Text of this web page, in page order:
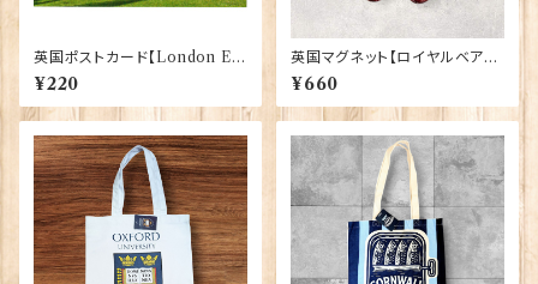
英国ポストカード【London E】
J.Salmon 90083-042
¥220
英国マグネット【ロイヤルベア】E
lgate Products 90030（799
13）
¥660